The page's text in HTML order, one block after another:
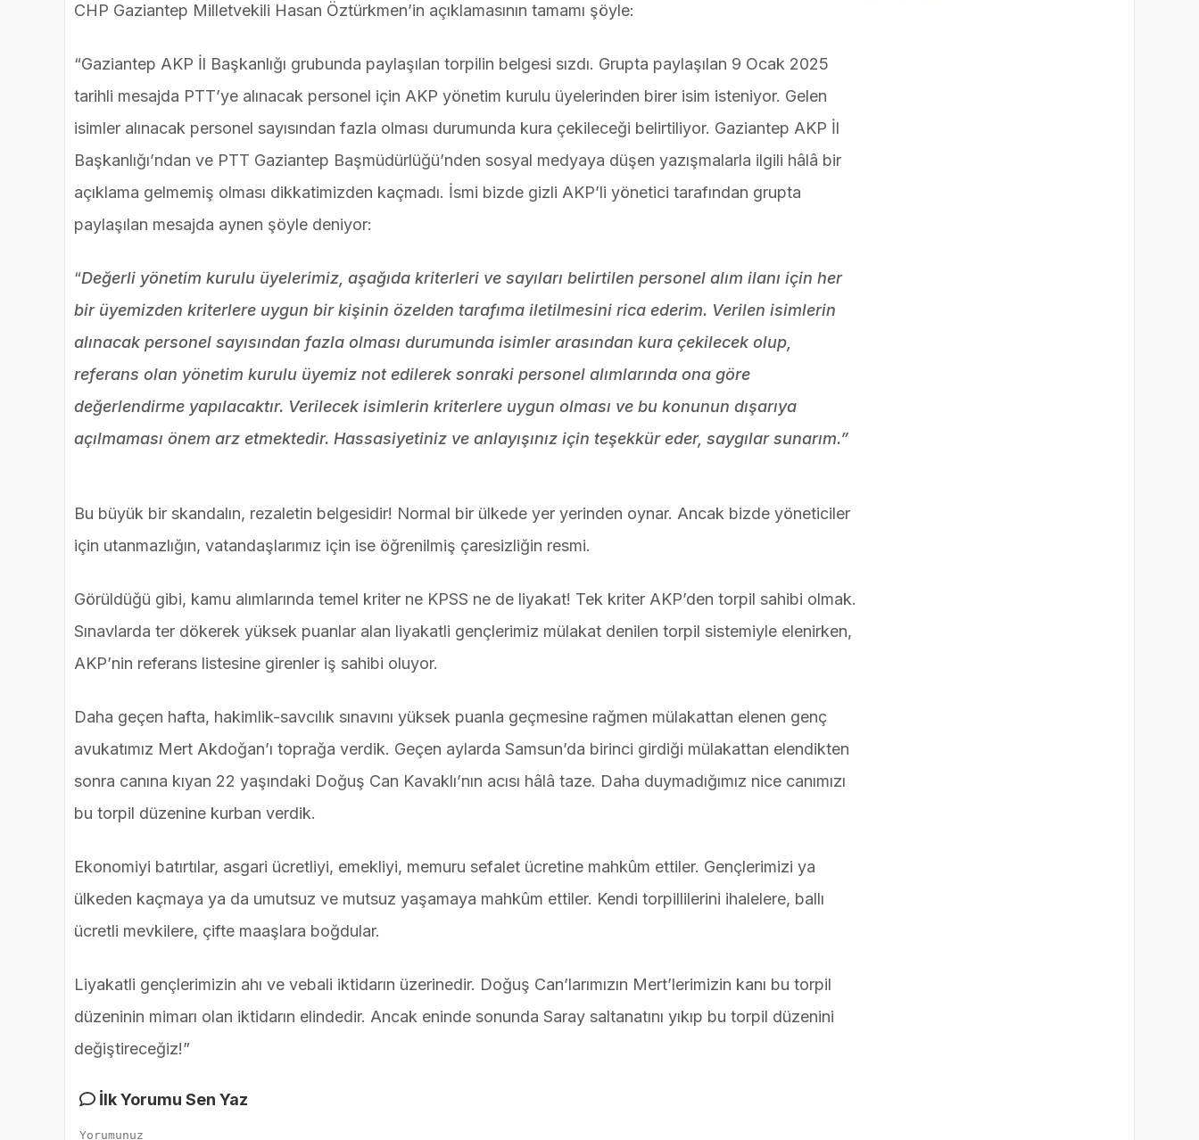
CHP Gaziantep Milletvekili Hasan Öztürkmen’in açıklamasının tamamı şöyle:
“Gaziantep AKP İl Başkanlığı grubunda paylaşılan torpilin belgesi sızdı. Grupta paylaşılan 9 Ocak 2025
tarihli mesajda PTT’ye alınacak personel için AKP yönetim kurulu üyelerinden birer isim isteniyor. Gelen
isimler alınacak personel sayısından fazla olması durumunda kura çekileceği belirtiliyor. Gaziantep AKP İl
Başkanlığı’ndan ve PTT Gaziantep Başmüdürlüğü’nden sosyal medyaya düşen yazışmalarla ilgili hâlâ bir
açıklama gelmemiş olması dikkatimizden kaçmadı. İsmi bizde gizli AKP’li yönetici tarafından grupta
paylaşılan mesajda aynen şöyle deniyor:
“Değerli yönetim kurulu üyelerimiz, aşağıda kriterleri ve sayıları belirtilen personel alım ilanı için her
bir üyemizden kriterlere uygun bir kişinin özelden tarafıma iletilmesini rica ederim. Verilen isimlerin
alınacak personel sayısından fazla olması durumunda isimler arasından kura çekilecek olup,
referans olan yönetim kurulu üyemiz not edilerek sonraki personel alımlarında ona göre
değerlendirme yapılacaktır. Verilecek isimlerin kriterlere uygun olması ve bu konunun dışarıya
açılmaması önem arz etmektedir. Hassasiyetiniz ve anlayışınız için teşekkür eder, saygılar sunarım.”
Bu büyük bir skandalın, rezaletin belgesidir! Normal bir ülkede yer yerinden oynar. Ancak bizde yöneticiler
için utanmazlığın, vatandaşlarımız için ise öğrenilmiş çaresizliğin resmi.
Görüldüğü gibi, kamu alımlarında temel kriter ne KPSS ne de liyakat! Tek kriter AKP’den torpil sahibi olmak.
Sınavlarda ter dökerek yüksek puanlar alan liyakatli gençlerimiz mülakat denilen torpil sistemiyle elenirken,
AKP’nin referans listesine girenler iş sahibi oluyor.
Daha geçen hafta, hakimlik-savcılık sınavını yüksek puanla geçmesine rağmen mülakattan elenen genç
avukatımız Mert Akdoğan’ı toprağa verdik. Geçen aylarda Samsun’da birinci girdiği mülakattan elendikten
sonra canına kıyan 22 yaşındaki Doğuş Can Kavaklı’nın acısı hâlâ taze. Daha duymadığımız nice canımızı
bu torpil düzenine kurban verdik.
Ekonomiyi batırtılar, asgari ücretliyi, emekliyi, memuru sefalet ücretine mahkûm ettiler. Gençlerimizi ya
ülkeden kaçmaya ya da umutsuz ve mutsuz yaşamaya mahkûm ettiler. Kendi torpillilerini ihalelere, ballı
ücretli mevkilere, çifte maaşlara boğdular.
Liyakatli gençlerimizin ahı ve vebali iktidarın üzerinedir. Doğuş Can’larımızın Mert’lerimizin kanı bu torpil
düzeninin mimarı olan iktidarın elindedir. Ancak eninde sonunda Saray saltanatını yıkıp bu torpil düzenini
değiştireceğiz!”
İlk Yorumu Sen Yaz